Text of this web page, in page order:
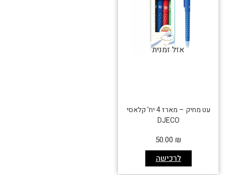
אזל זמנית
עט מחיק – מארז 4 יח' קלאסי
DJECO
לרכישה
50.00 ₪